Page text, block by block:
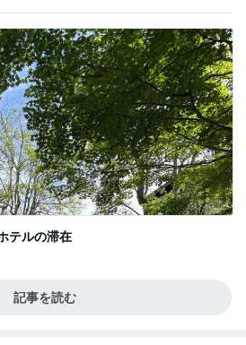
テルの滞在
記事を読む
にんにく6個分のもつ鍋
クス 2日前
母vs都会育ちの嫁